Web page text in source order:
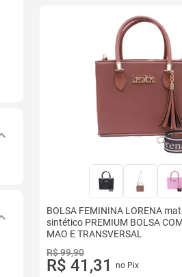
BOLSA FEMININA LORENA
sintético PREMIUM BOLSA
MAO E TRANSVERSAL
R$ 99,90
R$ 41,31
no Pix